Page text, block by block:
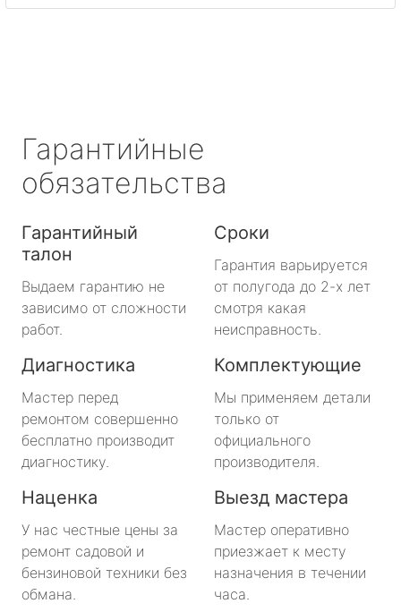
Гарантийные
обязательства
Гарантийный
талон
Выдаем гарантию не
зависимо от сложности
работ.
Сроки
Гарантия варьируется
от полугода до 2-х лет
смотря какая
неисправность.
Диагностика
Мастер перед
ремонтом совершенно
бесплатно производит
диагностику.
Комплектующие
Мы применяем детали
только от
официального
производителя.
Наценка
У нас честные цены за
ремонт садовой и
бензиновой техники без
обмана.
Выезд мастера
Мастер оперативно
приезжает к месту
назначения в течении
часа.